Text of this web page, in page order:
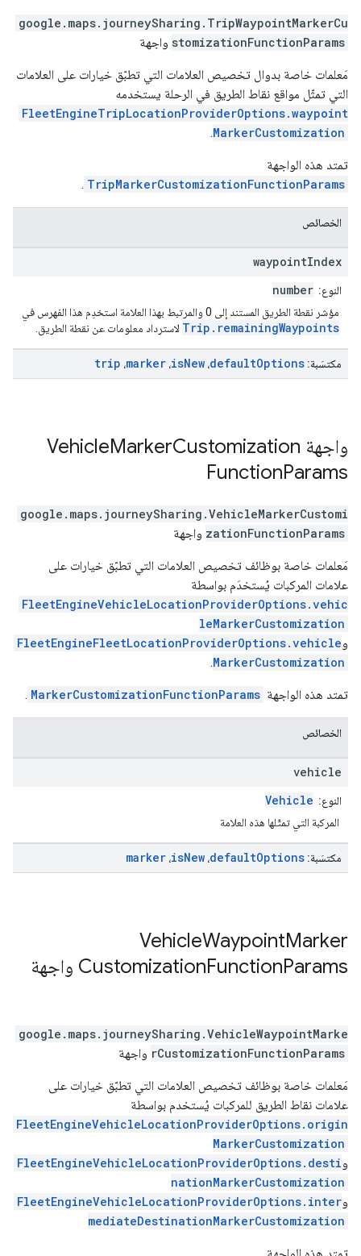
google.maps.journeySharing . TripWaypointMarkerCu
stomizationFunctionParams واجهة
مَعلمات خاصة بدوال تخصيص العلامات التي تطبّق خيارات على العلامات
التي تمثّل مواقع نقاط الطريق في الرحلة يستخدمه
FleetEngineTripLocationProviderOptions.waypoint
MarkerCustomization
.
تمتد هذه الواجهة
TripMarkerCustomizationFunctionParams
.
الخصائص
waypointIndex
النوع: number
مؤشر نقطة الطريق المستند إلى 0 والمرتبط بهذا العلامة استخدِم هذا الفهرس في
Trip.remainingWaypoints لاسترداد معلومات عن نقطة الطريق.
مكتسَبة: defaultOptions ، isNew ، marker، trip
واجهة VehicleMarkerCustomization
FunctionParams
google.maps.journeySharing .VehicleMarkerCustomi
zationFunctionParams واجهة
مَعلمات خاصة بوظائف تخصيص العلامات التي تطبّق خيارات على
علامات المركبات يُستخدَم بواسطة
FleetEngineVehicleLocationProviderOptions.vehic
leMarkerCustomization
وFleetEngineFleetLocationProviderOptions.vehicle
MarkerCustomization
.
تمتد هذه الواجهة MarkerCustomizationFunctionParams
.
الخصائص
vehicle
النوع: Vehicle
المركبة التي تمثّلها هذه العلامة
مكتسَبة: defaultOptions ، isNew ، marker
VehicleWaypointMarker
CustomizationFunctionParams واجهة
google.maps.journeySharing .VehicleWaypointMarke
rCustomizationFunctionParams واجهة
مَعلمات خاصة بوظائف تخصيص العلامات التي تطبّق خيارات على
علامات نقاط الطريق للمركبات يُستخدم بواسطة
FleetEngineVehicleLocationProviderOptions.origin
MarkerCustomization
وFleetEngineVehicleLocationProviderOptions.desti
nationMarkerCustomization
وFleetEngineVehicleLocationProviderOptions.inter
mediateDestinationMarkerCustomization